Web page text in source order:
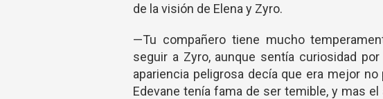
de la visión de Elena y Zyro.
—Tu compañero tiene mucho
seguir a Zyro, aunque sentía curiosidad
apariencia peligrosa decía que era mejor
Edevane tenía fama de ser temible, y mas